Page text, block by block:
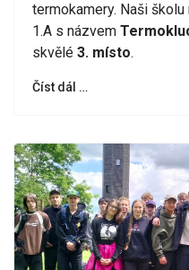
termokamery. Naši
1.A s názvem
skvělé 3. místo.
Číst dál …